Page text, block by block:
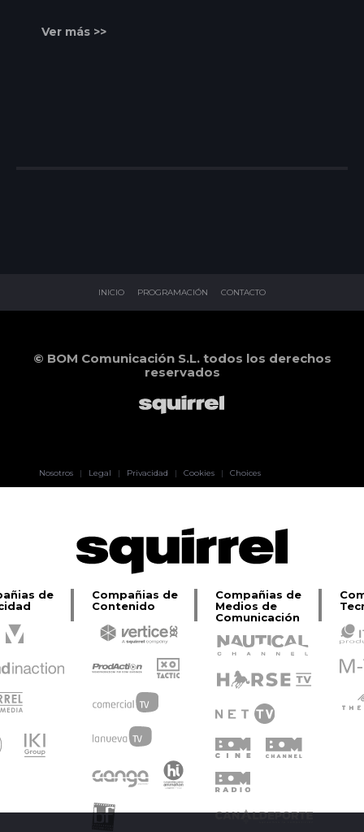
Ver más >>
INICIO PROGRAMACIÓN CONTACTO
© BOM Comunicación S.L. todos los derechos
reservados
Nosotros | Legal | Privacidad | Cookies | Choices
de
Compañias de
Contenido
Compañias de
Medios de
Comunicación